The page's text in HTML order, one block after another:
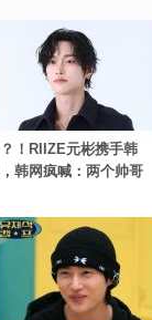
！RIIZE元彬携手韩
韩网疯喊：两个帅哥